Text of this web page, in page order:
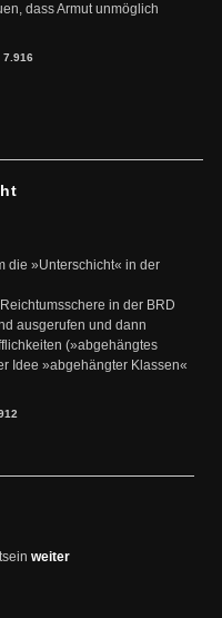
dass Armut unmöglich
7.916
die »Unterschicht« in der
in der BRD
ausgerufen und dann
(»abgehängtes
Idee »abgehängter Klassen«
weiter